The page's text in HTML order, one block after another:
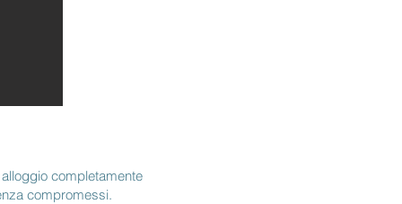
completamente
compromessi.